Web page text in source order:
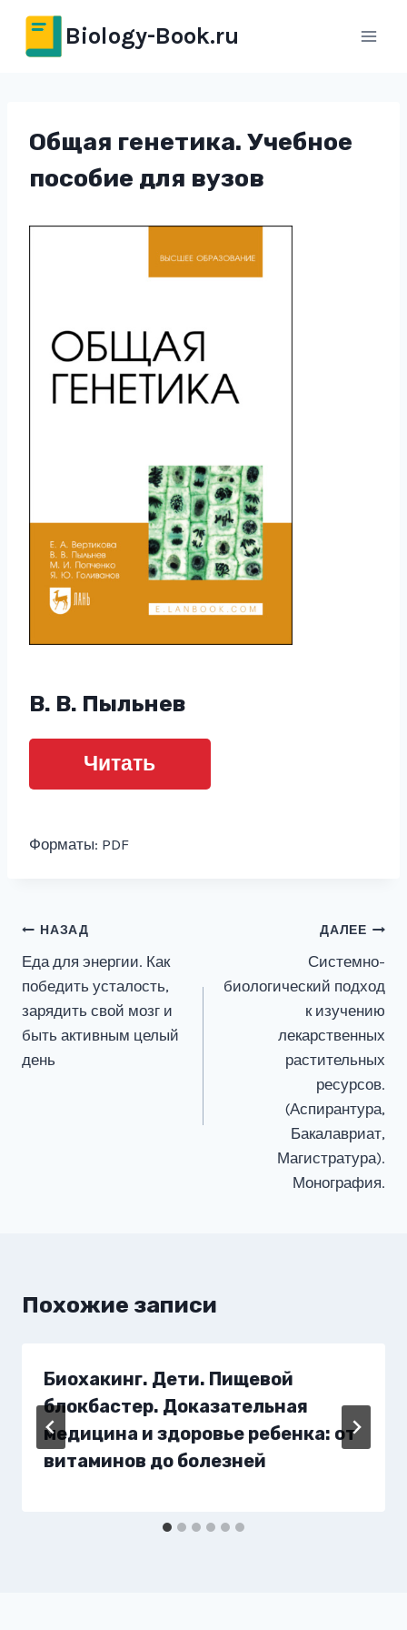
Перейти
содержимому
Biology-Book.ru
Общая генетика. Учебное
пособие для вузов
В. В. Пыльнев
Читать
Форматы: PDF
Навигация
по
записям
НАЗАД
Еда для энергии. Как
победить усталость,
зарядить свой мозг и
быть активным целый
день
ДАЛЕЕ
Системно-
биологический подход
к изучению
лекарственных
растительных
ресурсов.
(Аспирантура,
Бакалавриат,
Магистратура).
Монография.
Похожие записи
Биохакинг. Дети. Пищевой
блокбастер. Доказательная
медицина и здоровье ребенка: от
витаминов до болезней